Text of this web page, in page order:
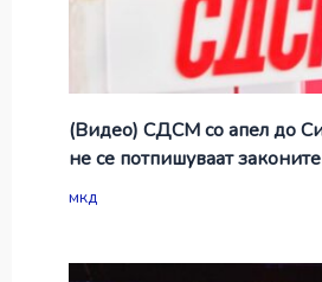
(Видео) СДСМ со апел до
не се потпишуваат
мкд